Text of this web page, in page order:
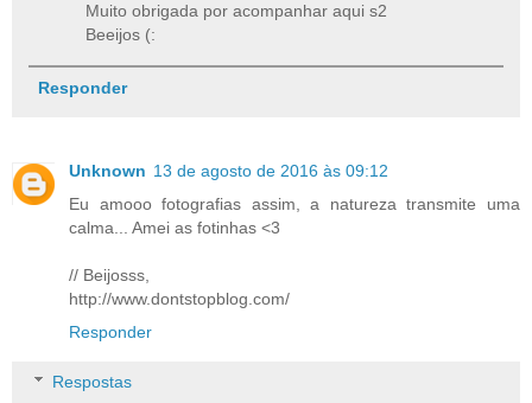
Muito obrigada por acompanhar aqui s2
Beeijos (:
Responder
Unknown 13 de agosto de 2016 às 09:12
Eu amooo fotografias assim, a natureza transmite uma
calma... Amei as fotinhas <3
// Beijosss,
http://www.dontstopblog.com/
Responder
Respostas